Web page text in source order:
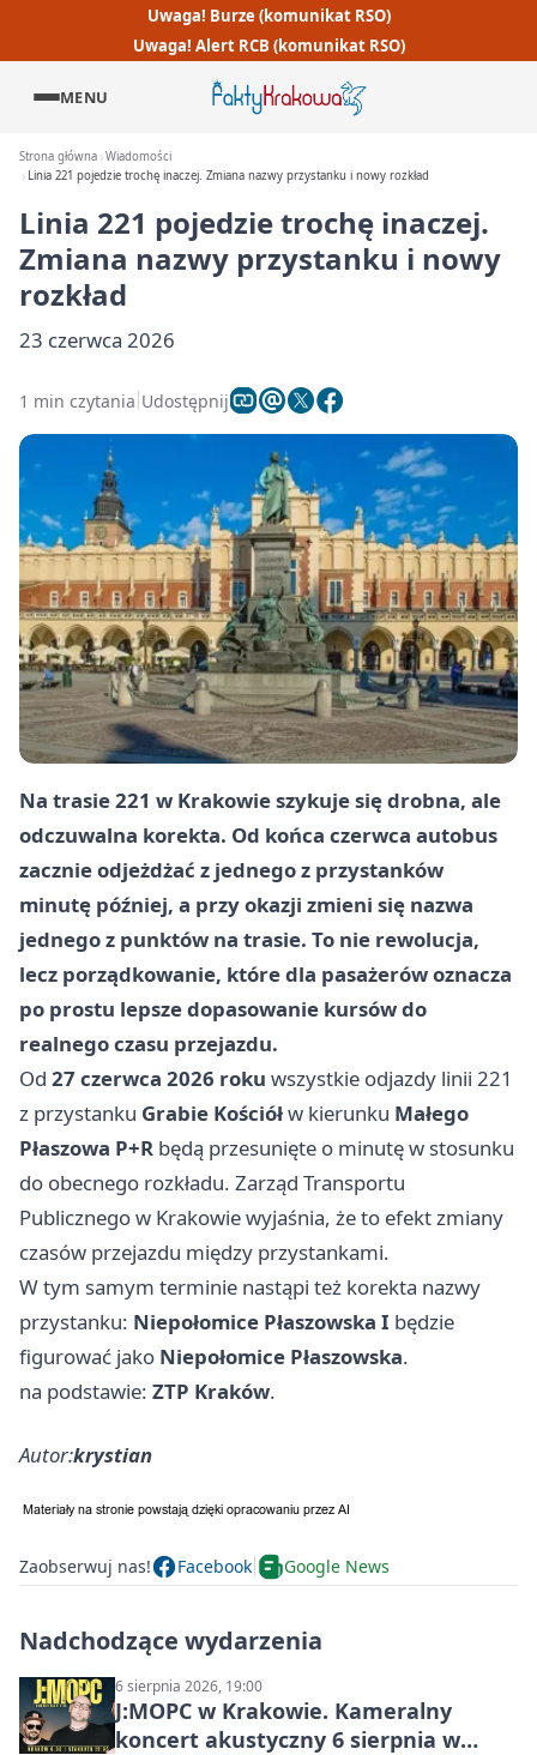
Uwaga! Burze (komunikat RSO)
Uwaga! Alert RCB (komunikat RSO)
MENU
Strona główna Wiadomości
Linia 221 pojedzie trochę inaczej. Zmiana nazwy przystanku i nowy rozkład
Linia 221 pojedzie trochę inaczej.
Zmiana nazwy przystanku i nowy
rozkład
23 czerwca 2026
1 min czytania Udostępnij
Na trasie 221 w Krakowie szykuje się drobna, ale
odczuwalna korekta. Od końca czerwca autobus
zacznie odjeżdżać z jednego z przystanków
minutę później, a przy okazji zmieni się nazwa
jednego z punktów na trasie. To nie rewolucja,
lecz porządkowanie, które dla pasażerów oznacza
po prostu lepsze dopasowanie kursów do
realnego czasu przejazdu.
Od 27 czerwca 2026 roku wszystkie odjazdy linii 221
z przystanku Grabie Kościółw kierunku Małego
Płaszowa P+R będą przesunięte o minutę w stosunku
do obecnego rozkładu. Zarząd Transportu
Publicznego w Krakowie wyjaśnia, że to efekt zmiany
czasów przejazdu między przystankami.
W tym samym terminie nastąpi też korekta nazwy
przystanku: Niepołomice Płaszowska I będzie
figurować jako Niepołomice Płaszowska.
na podstawie: ZTP Kraków.
Autor:krystian
Zaobserwuj nas! Facebook Google News
Nadchodzące wydarzenia
6 sierpnia 2026, 19:00
J:МОРС w Krakowie. Kameralny
koncert akustyczny 6 sierpnia w